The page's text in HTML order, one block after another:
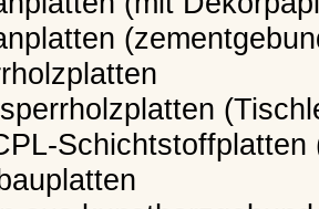
Schichtstoffplatten